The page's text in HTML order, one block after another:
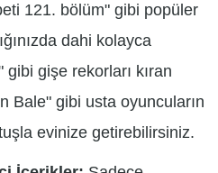
121. bölüm" gibi popüler
dahi kolayca
gişe rekorları kıran
Bale" gibi usta oyuncuların
evinize getirebilirsiniz.